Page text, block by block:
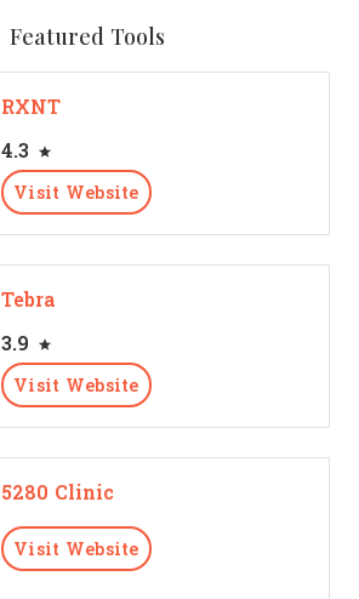
Featured Tools
RXNT
4.3
Visit Website
Tebra
3.9
Visit Website
5280 Clinic
Visit Website